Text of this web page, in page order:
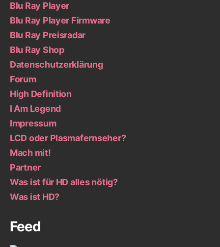
Blu Ray Player
Blu Ray Player Firmware
Blu Ray Preisradar
Blu Ray Shop
Datenschutzerklärung
Forum
High Definition
I Am Legend
Impressum
LCD oder Plasmafernseher?
Mach mit!
Partner
Was ist für HD alles nötig?
Was ist HD?
Feed